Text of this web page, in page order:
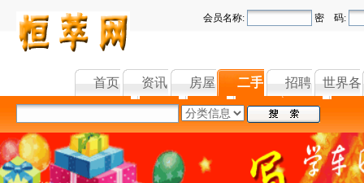
会员名称: 密 码:
首页 资讯 房屋 二手 招聘 世界各